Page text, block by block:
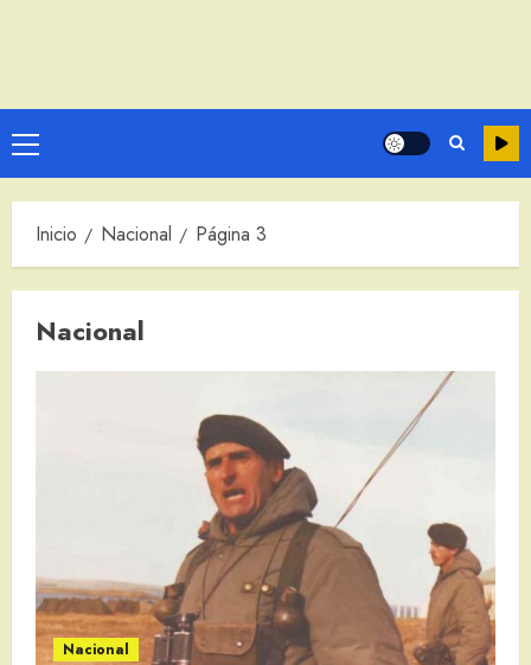
Menú
principal
Inicio Nacional Página 3
Nacional
Nacional